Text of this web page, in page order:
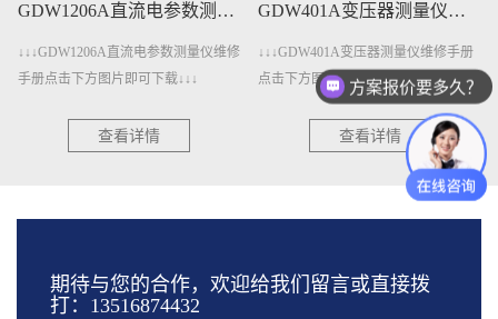
GDW1206A直流电参数测量仪维修手册下载
↓↓↓GDW1206A直流电参数测量仪维修
手册点击下方图片即可下载↓↓↓
查看详情
GDW401A变压器测量仪维修手册下载
↓↓↓GDW401A变压器测量仪维修手册
点击下方图片即可下载↓↓↓
查看详情
期待与您的合作，欢迎给我们留言或直接拨
打：13516874432
方案报价要多久？